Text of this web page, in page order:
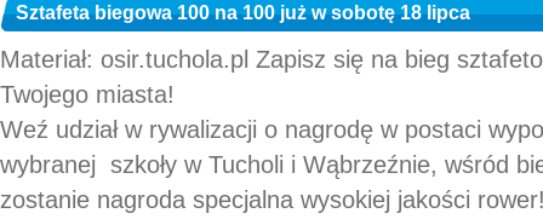
Sztafeta biegowa 100 na 100 już w sobotę 18 lipca
Materiał: osir.tuchola.pl Zapisz się na bieg
Twojego miasta!
Weź udział w rywalizacji o nagrodę w postaci
wybranej szkoły w Tucholi i Wąbrzeźnie, wśród
zostanie nagroda specjalna wysokiej jakości